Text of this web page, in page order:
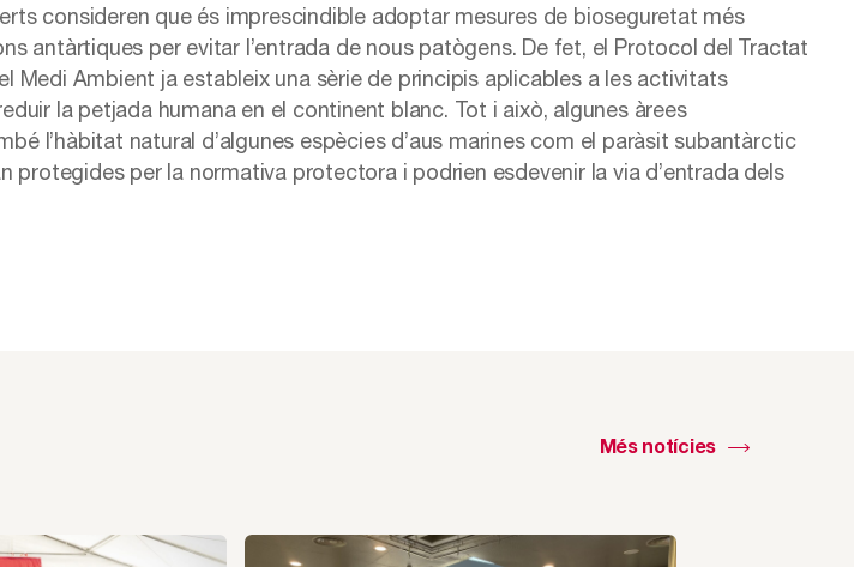
consideren que és imprescindible adoptar mesures de bioseguretat més
antàrtiques per evitar l’entrada de nous patògens. De fet, el Protocol del Tractat
Medi Ambient ja estableix una sèrie de principis aplicables a les activitats
la petjada humana en el continent blanc. Tot i això, algunes àrees
l’hàbitat natural d’algunes espècies d’aus marines com el paràsit subantàrctic
protegides per la normativa protectora i podrien esdevenir la via d’entrada dels
Més notícies